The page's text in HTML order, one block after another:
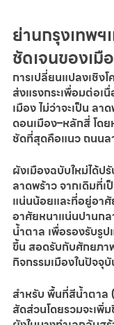
ย่านกรุงเทพ
ชัดเจนของเมื
การเปลี่ยนแปลงเชิง
ส่งแรงกระเพื่อมต่อ
เมือง ไม่ว่าจะเป็น ล
ดอนเมือง–หลักสี่ โด
ชัดที่สุดคือแนว ถนน
ผังเมืองฉบับใหม่ได้
ลาดพร้าว จากเดิมที่
แน่นน้อยและที่อยู่อา
อาศัยหนาแน่นปานกล
น้ำตาล เพื่อรองรับรู
ขึ้น สอดรับกับศักยภา
กิจกรรมเมืองในปัจจุ
สำหรับ พื้นที่สีน้ำตาล
สัดส่วนโดยรวมจะเพิ่